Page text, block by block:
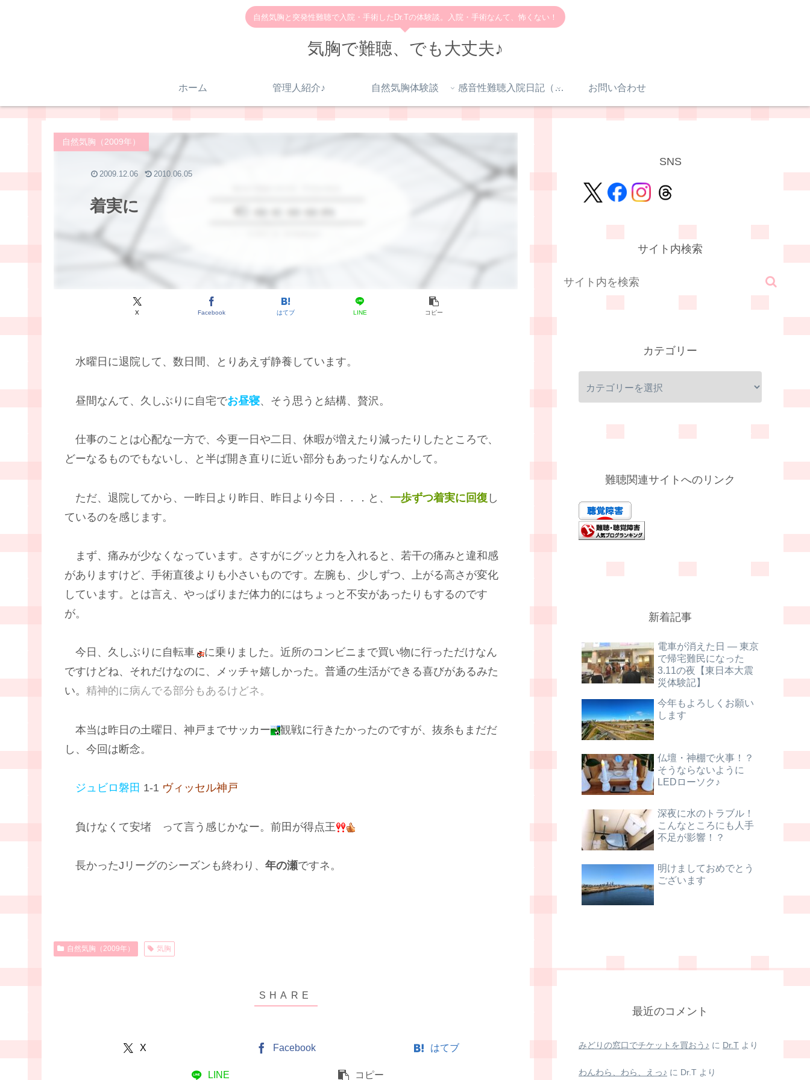
自然気胸と突発性難聴で入院・手術したDr.Tの体験談。入院・手術なんて、怖くない！
気胸で難聴、でも大丈夫♪
ホーム 管理人紹介♪ 自然気胸体験談 感音性難聴入院日記（体験談） お問い合わせ
着実に
自然気胸（2009年）
X Facebook はてブ LINE コピー
2009.12.06 2010.06.05
水曜日に退院して、数日間、とりあえず静養しています。
昼間なんて、久しぶりに自宅でお昼寝、そう思うと結構、贅沢。
仕事のことは心配な一方で、今更一日や二日、休暇が増えたり減ったりしたところで、
どーなるものでもないし、と半ば開き直りに近い部分もあったりなんかして。
ただ、退院してから、一昨日より昨日、昨日より今日．．．と、 一歩ずつ着実に回復 し
ているのを感じます。
まず、痛みが少なくなっています。さすがにグッと力を入れると、若干の痛みと違和感
がありますけど、手術直後よりも小さいものです。左腕も、少しずつ、上がる高さが変化
しています。とは言え、やっぱりまだ体力的にはちょっと不安があったりもするのです
が。
今日、久しぶりに自転車
に乗りました。近所のコンビニまで買い物に行っただけなん
ですけどね、それだけなのに、メッチャ嬉しかった。普通の生活ができる喜びがあるみた
い。 精神的に病んでる部分もあるけどネ。
本当は昨日の土曜日、神戸までサッカー
観戦に行きたかったのですが、抜糸もまだだ
し、今回は断念。
ジュビロ磐田 1-1 ヴィッセル神戸
負けなくて安堵 って言う感じかなー。前田が得点王
長かったJリーグのシーズンも終わり、 年の瀬ですネ。
自然気胸（2009年） 気胸
X Facebook はてブ
LINE コピー
SNS
サイト内検索
カテゴリー
難聴関連サイトへのリンク
新着記事
電車が消えた日 ― 東京
で帰宅難民になった
3.11の夜【東日本大震
災体験記】
今年もよろしくお願い
します
仏壇・神棚で火事！？
そうならないように
LEDローソク♪
深夜に水のトラブル！
こんなところにも人手
不足が影響！？
明けましておめでとう
ございます
最近のコメント
みどりの窓口でチケットを買おう♪ に Dr.T より
わんわら、わら、えっ♪ に Dr.T より